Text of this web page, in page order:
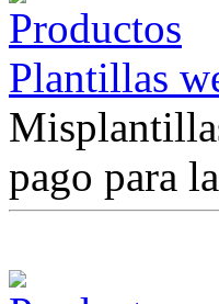
Plantillas
pago para la